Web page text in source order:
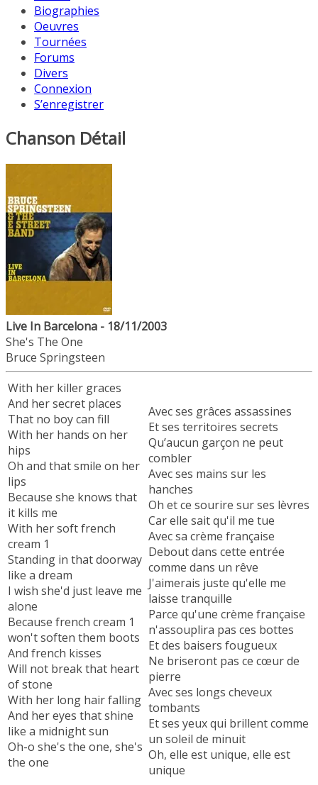
Biographies
Oeuvres
Tournées
Forums
Divers
Connexion
S’enregistrer
Chanson Détail
Live In Barcelona - 18/11/2003
She's The One
Bruce Springsteen
With her killer graces
And her secret places
That no boy can fill
With her hands on her
hips
Oh and that smile on her
lips
Because she knows that
it kills me
With her soft french
cream 1
Standing in that doorway
like a dream
I wish she'd just leave me
alone
Because french cream 1
won't soften them boots
And french kisses
Will not break that heart
of stone
With her long hair falling
And her eyes that shine
like a midnight sun
Oh-o she's the one, she's
the one
Avec ses grâces assassines
Et ses territoires secrets
Qu’aucun garçon ne peut
combler
Avec ses mains sur les
hanches
Oh et ce sourire sur ses lèvres
Car elle sait qu'il me tue
Avec sa crème française
Debout dans cette entrée
comme dans un rêve
J'aimerais juste qu'elle me
laisse tranquille
Parce qu'une crème française
n'assouplira pas ces bottes
Et des baisers fougueux
Ne briseront pas ce cœur de
pierre
Avec ses longs cheveux
tombants
Et ses yeux qui brillent comme
un soleil de minuit
Oh, elle est unique, elle est
unique